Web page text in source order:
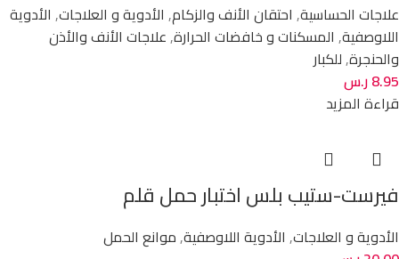
علاجات الحساسية, احتقان الأنف والزكام, الأدوية و العلاجات, الأدوية
اللاوصفية, المسكنات و خافضات الحرارة,علاجات الأنف والأذن
والحنجرة,للكبار
8.95ر.س
قراءة المزيد
فيرست-ستيب بلس اختبار حمل قلم
الأدوية و العلاجات, الأدوية اللاوصفية,موانع الحمل